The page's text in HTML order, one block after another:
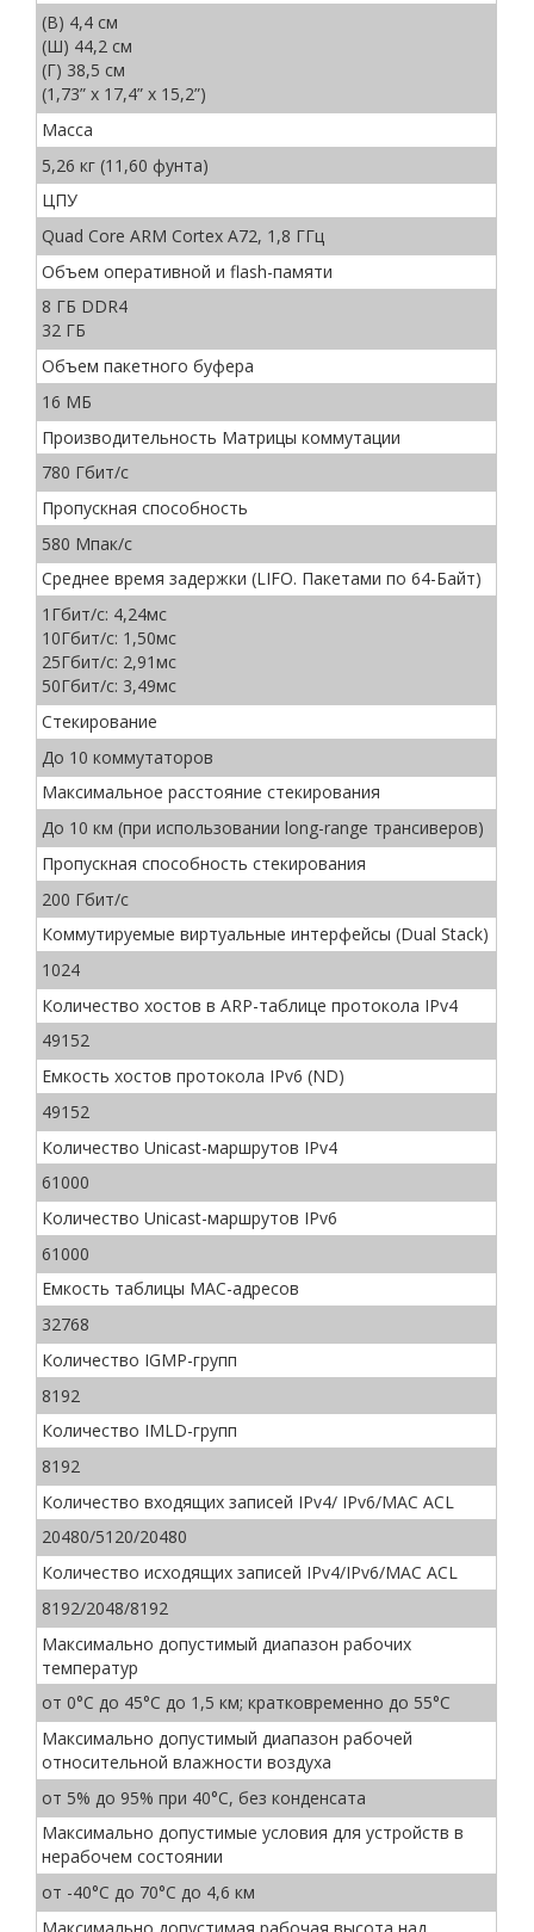
(В) 4,4 см
(Ш) 44,2 см
(Г) 38,5 см
(1,73” x 17,4” x 15,2”)
Масса
5,26 кг (11,60 фунта)
ЦПУ
Quad Core ARM Cortex A72, 1,8 ГГц
Объем оперативной и flash-памяти
8 ГБ DDR4
32 ГБ
Объем пакетного буфера
16 МБ
Производительность Матрицы коммутации
780 Гбит/с
Пропускная способность
580 Мпак/с
Среднее время задержки (LIFO. Пакетами по 64-Байт)
1Гбит/с: 4,24мс
10Гбит/с: 1,50мс
25Гбит/с: 2,91мс
50Гбит/с: 3,49мс
Стекирование
До 10 коммутаторов
Максимальное расстояние стекирования
До 10 км (при использовании long-range трансиверов)
Пропускная способность стекирования
200 Гбит/с
Коммутируемые виртуальные интерфейсы (Dual Stack)
1024
Количество хостов в ARP-таблице протокола IPv4
49152
Емкость хостов протокола IPv6 (ND)
49152
Количество Unicast-маршрутов IPv4
61000
Количество Unicast-маршрутов IPv6
61000
Емкость таблицы МАС-адресов
32768
Количество IGMP-групп
8192
Количество IMLD-групп
8192
Количество входящих записей IPv4/ IPv6/MAC ACL
20480/5120/20480
Количество исходящих записей IPv4/IPv6/MAC ACL
8192/2048/8192
Максимально допустимый диапазон рабочих
температур
от 0°C до 45°C до 1,5 км; кратковременно до 55°C
Максимально допустимый диапазон рабочей
относительной влажности воздуха
от 5% до 95% при 40°C, без конденсата
Максимально допустимые условия для устройств в
нерабочем состоянии
от -40°C до 70°C до 4,6 км